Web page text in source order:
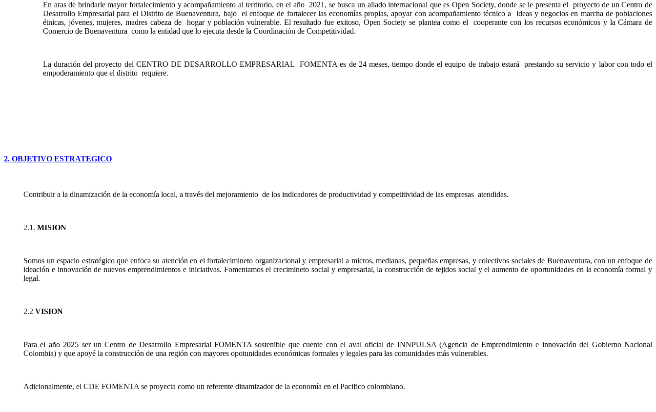
En aras de brindarle mayor fortalecimiento y acompañamiento al territorio, en el año 2021, se busca un aliado internacional que es Open Society, donde se le presenta el proyecto de un Centro de
Desarrollo Empresarial para el Distrito de Buenaventura, bajo el enfoque de fortalecer las economías propias, apoyar con acompañamiento técnico a ideas y negocios en marcha de poblaciones
étnicas, jóvenes, mujeres, madres cabeza de hogar y población vulnerable. El resultado fue exitoso, Open Society se plantea como el cooperante con los recursos económicos y la Cámara de
Comercio de Buenaventura como la entidad que lo ejecuta desde la Coordinación de Competitividad.
La duración del proyecto del CENTRO DE DESARROLLO EMPRESARIAL FOMENTA es de 24 meses, tiempo donde el equipo de trabajo estará prestando su servicio y labor con todo el
empoderamiento que el distrito requiere.
2. OBJETIVO ESTRATEGICO
Contribuir a la dinamización de la economía local, a través del mejoramiento de los indicadores de productividad y competitividad de las empresas atendidas.
2.1. MISION
Somos un espacio estratégico que enfoca su atención en el fortalecimineto organizacional y empresarial a micros, medianas, pequeñas empresas, y colectivos sociales de Buenaventura, con un enfoque de
ideación e innovación de nuevos emprendimientos e iniciativas. Fomentamos el crecimineto social y empresarial, la construcción de tejidos social y el aumento de oportunidades en la economía formal y
legal.
2.2 VISION
Para el año 2025 ser un Centro de Desarrollo Empresarial FOMENTA sostenible que cuente con el aval oficial de INNPULSA (Agencia de Emprendimiento e innovación del Gobierno Nacional
Colombia) y que apoyé la construcción de una región con mayores opotunidades económicas formales y legales para las comunidades más vulnerables.
Adicionalmente, el CDE FOMENTA se proyecta como un referente dinamizador de la economía en el Pacifico colombiano.